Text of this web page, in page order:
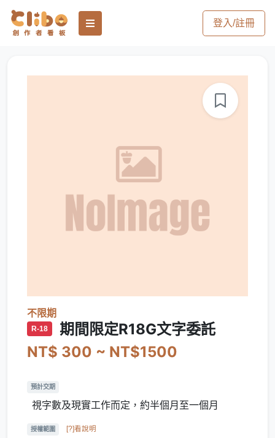
登入/註冊
不限期
R-18
期間限定R18G文字委託
NT$ 300 ~ NT$1500
預計交期
視字數及現實工作而定，約半個月至一個月
授權範圍 [?]看說明